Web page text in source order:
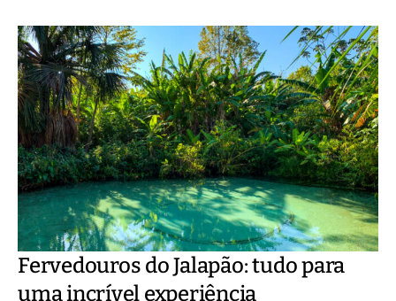
Fervedouros do Jalapão: tudo para
uma incrível experiência